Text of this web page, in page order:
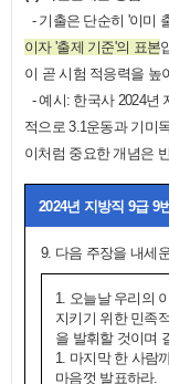
- 기출은 단순히 '이미
이자 '출제 기준'의 표본
이 곧 시험 적응력을 높
- 예시: 한국사 2024년
적으로 3.1운동과 기미
이처럼 중요한 개념은
2024년 지방직 9급 9번
9. 다음 주장을 내세
1. 오늘날 우리의
지키기 위한 민족
을 발휘할 것이며
1. 마지막 한 사람
마음껏 발표하라.